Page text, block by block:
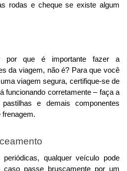
rodas e cheque se existe algum
por que é importante fazer a
da viagem, não é? Para que você
viagem segura, certifique-se de
funcionando corretamente – faça a
e demais componentes
frenagem.
qualquer veículo pode
caso passe bruscamente por um